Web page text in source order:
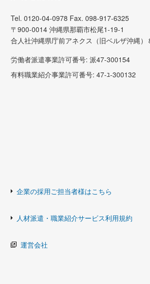
Tel. 0120-04-0978 Fax. 098-917-6325
〒900-0014 沖縄県那覇市松尾1-19-1
合人社沖縄県庁前アネクス（旧ベルザ沖縄）
労働者派遣事業許可番号: 派47-300154
有料職業紹介事業許可番号: 47-ﾕ-300132
企業の採用ご担当者様はこちら
人材派遣・職業紹介サービス利用規約
運営会社